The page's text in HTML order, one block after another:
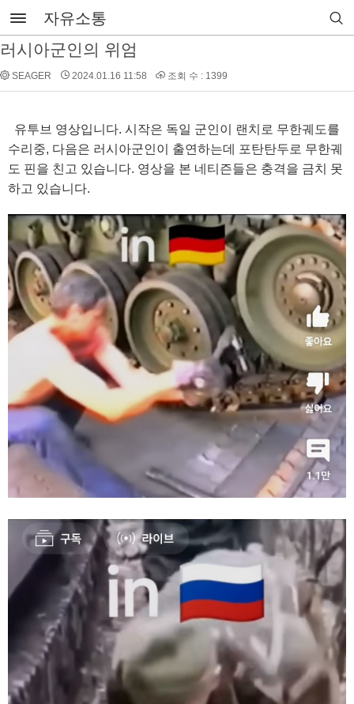
자유소통
러시아군인의 위엄
SEAGER 2024.01.16 11:58 조회 수 : 1399
유투브 영상입니다. 시작은 독일 군인이 랜치로 무한궤도를
수리중, 다음은 러시아군인이 출연하는데 포탄탄두로 무한궤
도 핀을 친고 있습니다. 영상을 본 네티즌들은 충격을 금치 못
하고 있습니다.